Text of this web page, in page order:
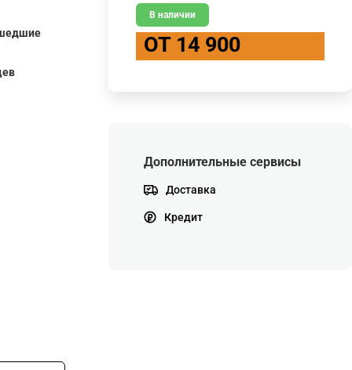
В наличии
ОТ 14 900
Дополнительные сервисы
Доставка
Кредит